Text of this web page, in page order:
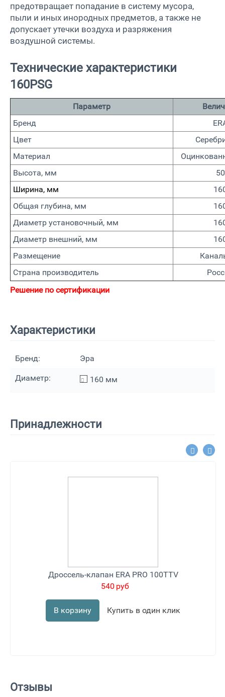
предотвращает попадание в систему мусора,
пыли и иных инородных предметов, а также не
допускает утечки воздуха и разряжения
воздушной системы.
Технические характеристики
160PSG
Параметр
Бренд
Цвет
Материал
Высота, мм
50
Ширина, мм
Общая глубина, мм
Диаметр установочный, мм
Диаметр внешний, мм
Размещение
Страна производитель
Решение по сертификации
Характеристики
Бренд: Эра
Диаметр: 160 мм
Принадлежности
Дроссель-клапан ERA PRO 100TTV
540 руб
В корзину Купить в один клик
Отзывы